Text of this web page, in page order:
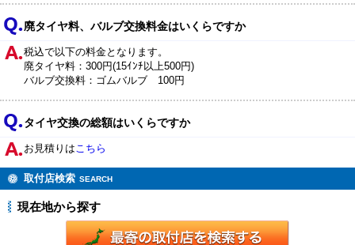
廃タイヤ料、バルブ交換料金はいくらですか
税込で以下の料金となります。
廃タイヤ料：300円(15ｲﾝﾁ以上500円)
バルブ交換料：ゴムバルブ 100円
タイヤ交換の総額はいくらですか
お見積りはこちら
取付店検索 SEARCH
現在地から探す